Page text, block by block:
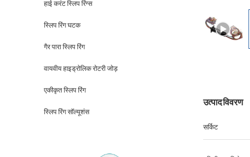
हाई करंट स्लिप रिंग्स
स्लिप रिंग घटक
गैर पारा स्लिप रिंग
वायवीय हाइड्रोलिक रोटरी जोड़
एकीकृत स्लिप रिंग
स्लिप रिंग सॉल्यूशंस
उत्पाद विवरण
सर्किट